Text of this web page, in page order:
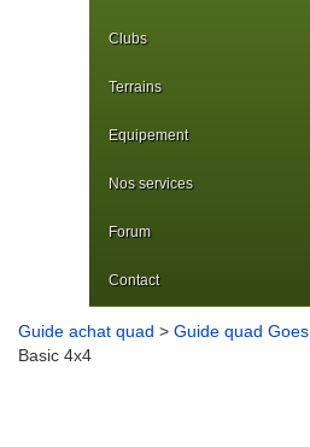
Clubs
Terrains
Equipement
Nos services
Forum
Contact
Guide achat quad > Guide quad Goes
Basic 4x4